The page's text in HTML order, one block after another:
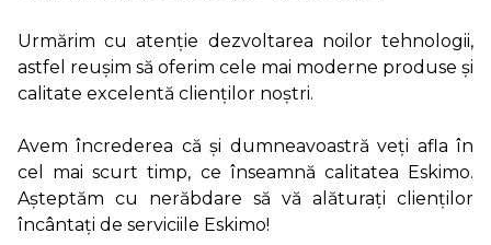
Urmărim cu atenție dezvoltarea noilor tehnologii,
astfel reușim să oferim cele mai moderne produse și
calitate excelentă clienților noștri.
Avem încrederea că și dumneavoastră veți afla în
cel mai scurt timp, ce înseamnă calitatea Eskimo.
Așteptăm cu nerăbdare să vă alăturați clienților
încântați de serviciile Eskimo!